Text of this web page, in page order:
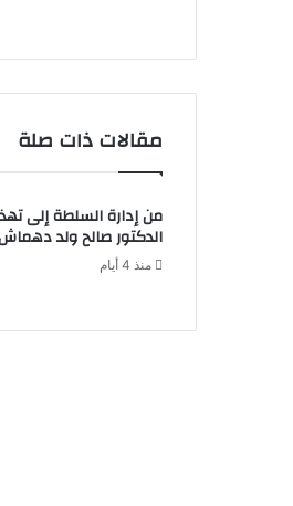
مقالات ذات صلة
من إدارة السلطة إلى
الدكتور صالح ولد
منذ 4 أيام